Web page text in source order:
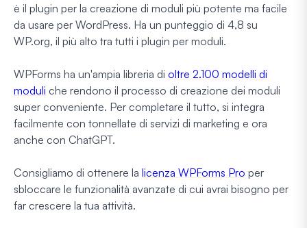
è il plugin per la creazione di moduli più potente ma facile
da usare per WordPress. Ha un punteggio di 4,8 su
WP.org, il più alto tra tutti i plugin per moduli.
WPForms ha un'ampia libreria di oltre 2.100 modelli di
moduli che rendono il processo di creazione dei moduli
super conveniente. Per completare il tutto, si integra
facilmente con tonnellate di servizi di marketing e ora
anche con ChatGPT.
Consigliamo di ottenere la licenza WPForms Pro per
sbloccare le funzionalità avanzate di cui avrai bisogno per
far crescere la tua attività.